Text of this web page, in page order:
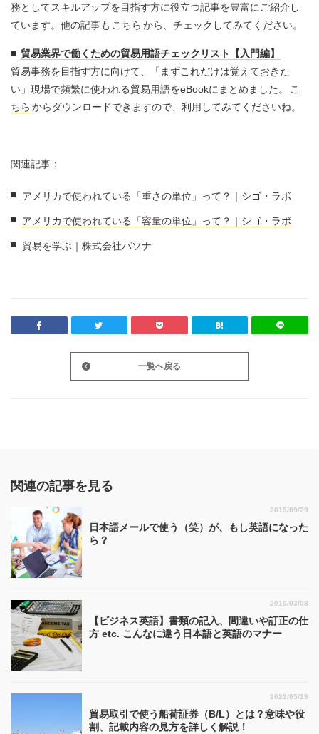
務としてスキルアップを目指す方に役立つ記事を豊富にご紹介し
ています。他の記事も こちら から、チェックしてみてください。
■ 貿易業界で働くための貿易用語チェックリスト【入門編】
貿易事務を目指す方に向けて、「まずこれだけは覚えておきた
い」現場で頻繁に使われる貿易用語をeBookにまとめました。
こ
ちら からダウンロードできますので、利用してみてくださいね。
関連記事：
アメリカで使われている「重さの単位」って？｜シゴ・ラボ
アメリカで使われている「容量の単位」って？｜シゴ・ラボ
貿易を学ぶ｜株式会社パソナ
一覧へ戻る
関連の記事を見る
日本語メールで使う（笑）が、もし英語になった
ら？
2015/09/29
【ビジネス英語】書類の記入、間違いや訂正の仕
方 etc. こんなに違う日本語と英語のマナー
2016/03/08
貿易取引で使う船荷証券（B/L）とは？意味や役
割、記載内容の見方を詳しく解説！
2023/05/19